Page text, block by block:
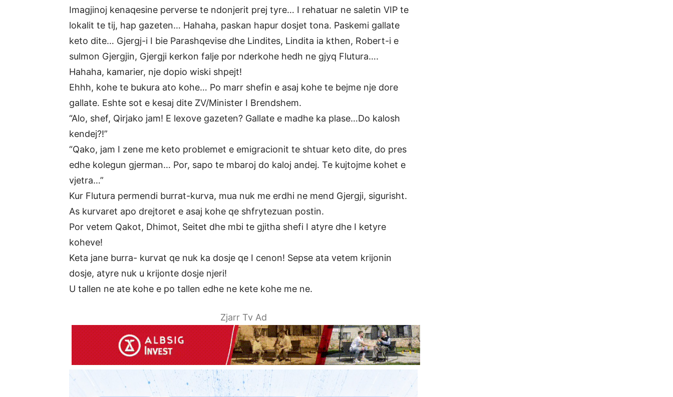
Imagjinoj kenaqesine perverse te ndonjerit prej tyre… I rehatuar ne saletin VIP te
lokalit te tij, hap gazeten… Hahaha, paskan hapur dosjet tona. Paskemi gallate
keto dite… Gjergj-i I bie Parashqevise dhe Lindites, Lindita ia kthen, Robert-i e
sulmon Gjergjin, Gjergji kerkon falje por nderkohe hedh ne gjyq Flutura….
Hahaha, kamarier, nje dopio wiski shpejt!
Ehhh, kohe te bukura ato kohe… Po marr shefin e asaj kohe te bejme nje dore
gallate. Eshte sot e kesaj dite ZV/Minister I Brendshem.
“Alo, shef, Qirjako jam! E lexove gazeten? Gallate e madhe ka plase…Do kalosh
kendej?!”
“Qako, jam I zene me keto problemet e emigracionit te shtuar keto dite, do pres
edhe kolegun gjerman… Por, sapo te mbaroj do kaloj andej. Te kujtojme kohet e
vjetra…”
Kur Flutura permendi burrat-kurva, mua nuk me erdhi ne mend Gjergji, sigurisht.
As kurvaret apo drejtoret e asaj kohe qe shfrytezuan postin.
Por vetem Qakot, Dhimot, Seitet dhe mbi te gjitha shefi I atyre dhe I ketyre
koheve!
Keta jane burra- kurvat qe nuk ka dosje qe I cenon! Sepse ata vetem krijonin
dosje, atyre nuk u krijonte dosje njeri!
U tallen ne ate kohe e po tallen edhe ne kete kohe me ne.
Zjarr Tv Ad